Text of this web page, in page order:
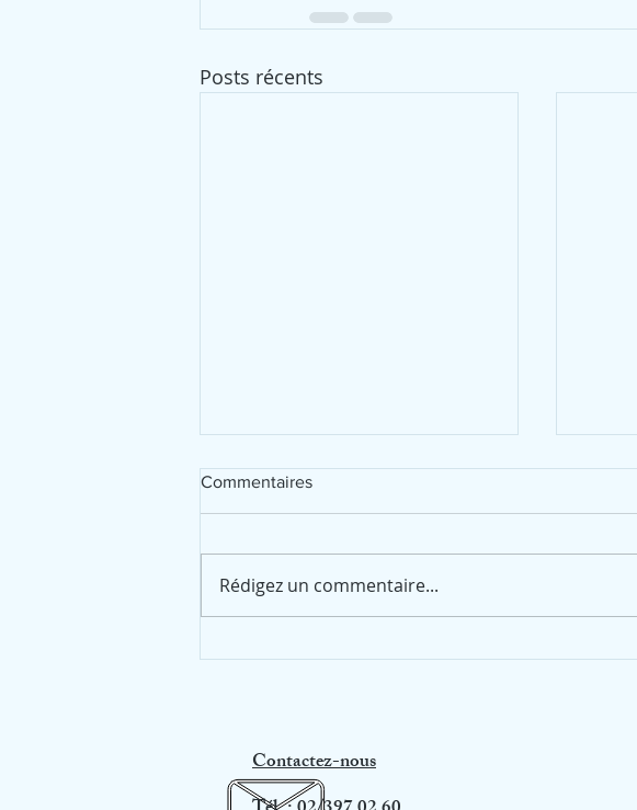
Posts récents
Bilan sportif 2026
Commentaires
Rédigez un commentaire...
Contactez-nous